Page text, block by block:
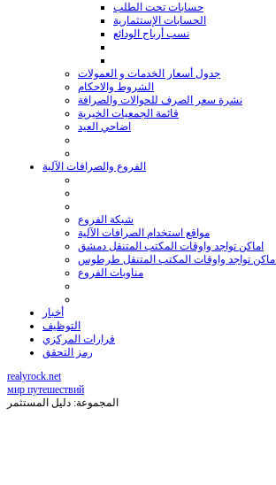
حسابات تحت الطلب
الحسابات الإستثمارية
نسب أرباح الودائع
جدول أسعار الخدمات و العمولات
الشروط والاحكام
نشرة سعر الصرف للحوالات والصرافة
قائمة الجمعيات الخيرية
اضاحي العيد
الفروع والصرافات الآلية
شبكة الفروع
مواقع استخدام الصرافات الآلية
اماكن تواجد واوقات المكتب المتنقل دمشق
اماكن تواجد واوقات المكتب المتنقل طرطوس
مناوبات الفروع
أخبار
التوظيف
قرارات المركزي
رمز التحقق
realyrock.net
мир путешествий
المجموعة: دليل المستثمر